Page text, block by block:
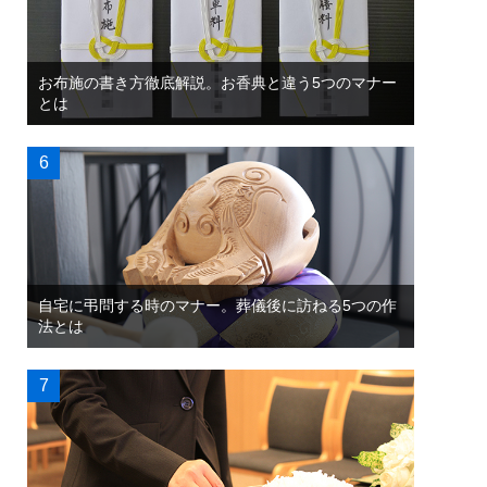
お布施の書き方徹底解説。お香典と違う5つのマナー
とは
自宅に弔問する時のマナー。葬儀後に訪ねる5つの作
法とは